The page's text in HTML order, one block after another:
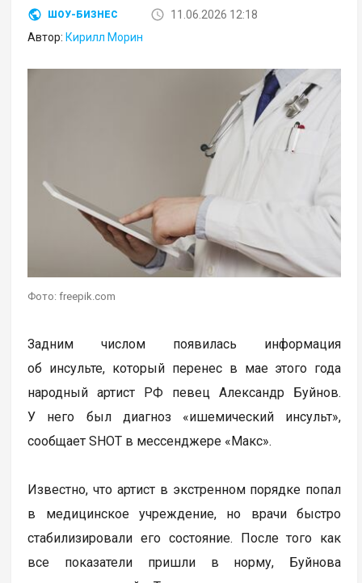
ШОУ-БИЗНЕС
11.06.2026 12:18
Автор: Кирилл Морин
Фото: freepik.com
Задним числом появилась информация
об инсульте, который перенес в мае этого года
народный артист РФ певец Александр Буйнов.
У него был диагноз «ишемический инсульт»,
сообщает SHOT в мессенджере «Макс».
Известно, что артист в экстренном порядке попал
в медицинское учреждение, но врачи быстро
стабилизировали его состояние. После того как
все показатели пришли в норму, Буйнова